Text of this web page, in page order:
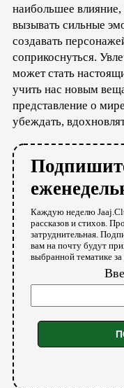
наибольшее
вызывать сильные
создавать
соприкоснуться.
может стать
учить нас новым
представление о
убеждать,
Каждую неделю
рассказов и стихов.
затруднительная.
вам на почту будут
выбранной тематике